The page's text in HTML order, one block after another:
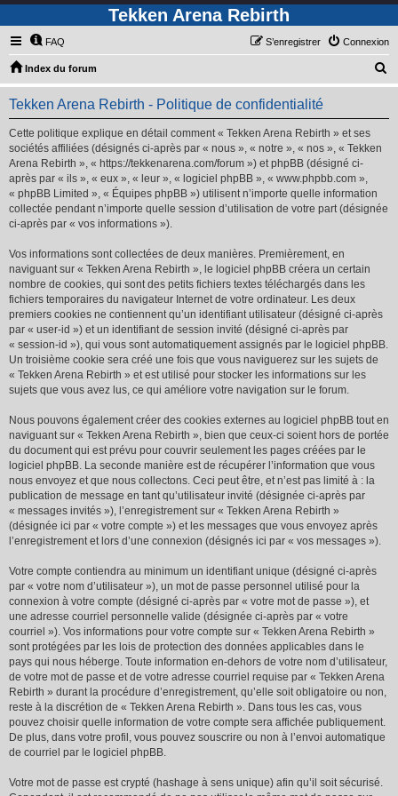
Tekken Arena Rebirth
FAQ Connexion
S’enregistrer
Index du forum
e
Tekken Arena Rebirth - Politique de confidentialité
Cette politique explique en détail comment « Tekken Arena Rebirth » et ses
sociétés affiliées (désignés ci-après par « nous », « notre », « nos », « Tekken
Arena Rebirth », « https://tekkenarena.com/forum ») et phpBB (désigné ci-
après par « ils », « eux », « leur », « logiciel phpBB », « www.phpbb.com »,
« phpBB Limited », « Équipes phpBB ») utilisent n’importe quelle information
collectée pendant n’importe quelle session d’utilisation de votre part (désignée
ci-après par « vos informations »).
Vos informations sont collectées de deux manières. Premièrement, en
naviguant sur « Tekken Arena Rebirth », le logiciel phpBB créera un certain
nombre de cookies, qui sont des petits fichiers textes téléchargés dans les
fichiers temporaires du navigateur Internet de votre ordinateur. Les deux
premiers cookies ne contiennent qu’un identifiant utilisateur (désigné ci-après
par « user-id ») et un identifiant de session invité (désigné ci-après par
« session-id »), qui vous sont automatiquement assignés par le logiciel phpBB.
Un troisième cookie sera créé une fois que vous naviguerez sur les sujets de
« Tekken Arena Rebirth » et est utilisé pour stocker les informations sur les
sujets que vous avez lus, ce qui améliore votre navigation sur le forum.
Nous pouvons également créer des cookies externes au logiciel phpBB tout en
naviguant sur « Tekken Arena Rebirth », bien que ceux-ci soient hors de portée
du document qui est prévu pour couvrir seulement les pages créées par le
logiciel phpBB. La seconde manière est de récupérer l’information que vous
nous envoyez et que nous collectons. Ceci peut être, et n’est pas limité à : la
publication de message en tant qu’utilisateur invité (désignée ci-après par
« messages invités »), l’enregistrement sur « Tekken Arena Rebirth »
(désignée ici par « votre compte ») et les messages que vous envoyez après
l’enregistrement et lors d’une connexion (désignés ici par « vos messages »).
Votre compte contiendra au minimum un identifiant unique (désigné ci-après
par « votre nom d’utilisateur »), un mot de passe personnel utilisé pour la
connexion à votre compte (désigné ci-après par « votre mot de passe »), et
une adresse courriel personnelle valide (désignée ci-après par « votre
courriel »). Vos informations pour votre compte sur « Tekken Arena Rebirth »
sont protégées par les lois de protection des données applicables dans le
pays qui nous héberge. Toute information en-dehors de votre nom d’utilisateur,
de votre mot de passe et de votre adresse courriel requise par « Tekken Arena
Rebirth » durant la procédure d’enregistrement, qu’elle soit obligatoire ou non,
reste à la discrétion de « Tekken Arena Rebirth ». Dans tous les cas, vous
pouvez choisir quelle information de votre compte sera affichée publiquement.
De plus, dans votre profil, vous pouvez souscrire ou non à l’envoi automatique
de courriel par le logiciel phpBB.
Votre mot de passe est crypté (hashage à sens unique) afin qu’il soit sécurisé.